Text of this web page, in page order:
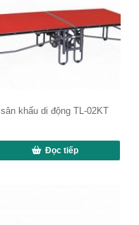
sân khấu di động TL-02KT
Đọc tiếp